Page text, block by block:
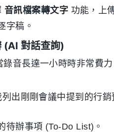
音訊檔案轉文字 功能，上
字稿。
(AI 對話查詢)
音長達一小時時非常費力
出剛剛會議中提到的行
待辦事項 (To-Do List)。